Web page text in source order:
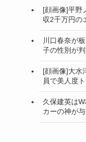
[顔画像]平野
収2千万円の
川口春奈が
子の性別が
[顔画像]大水
員で美人度
久保建英は
カーの神が